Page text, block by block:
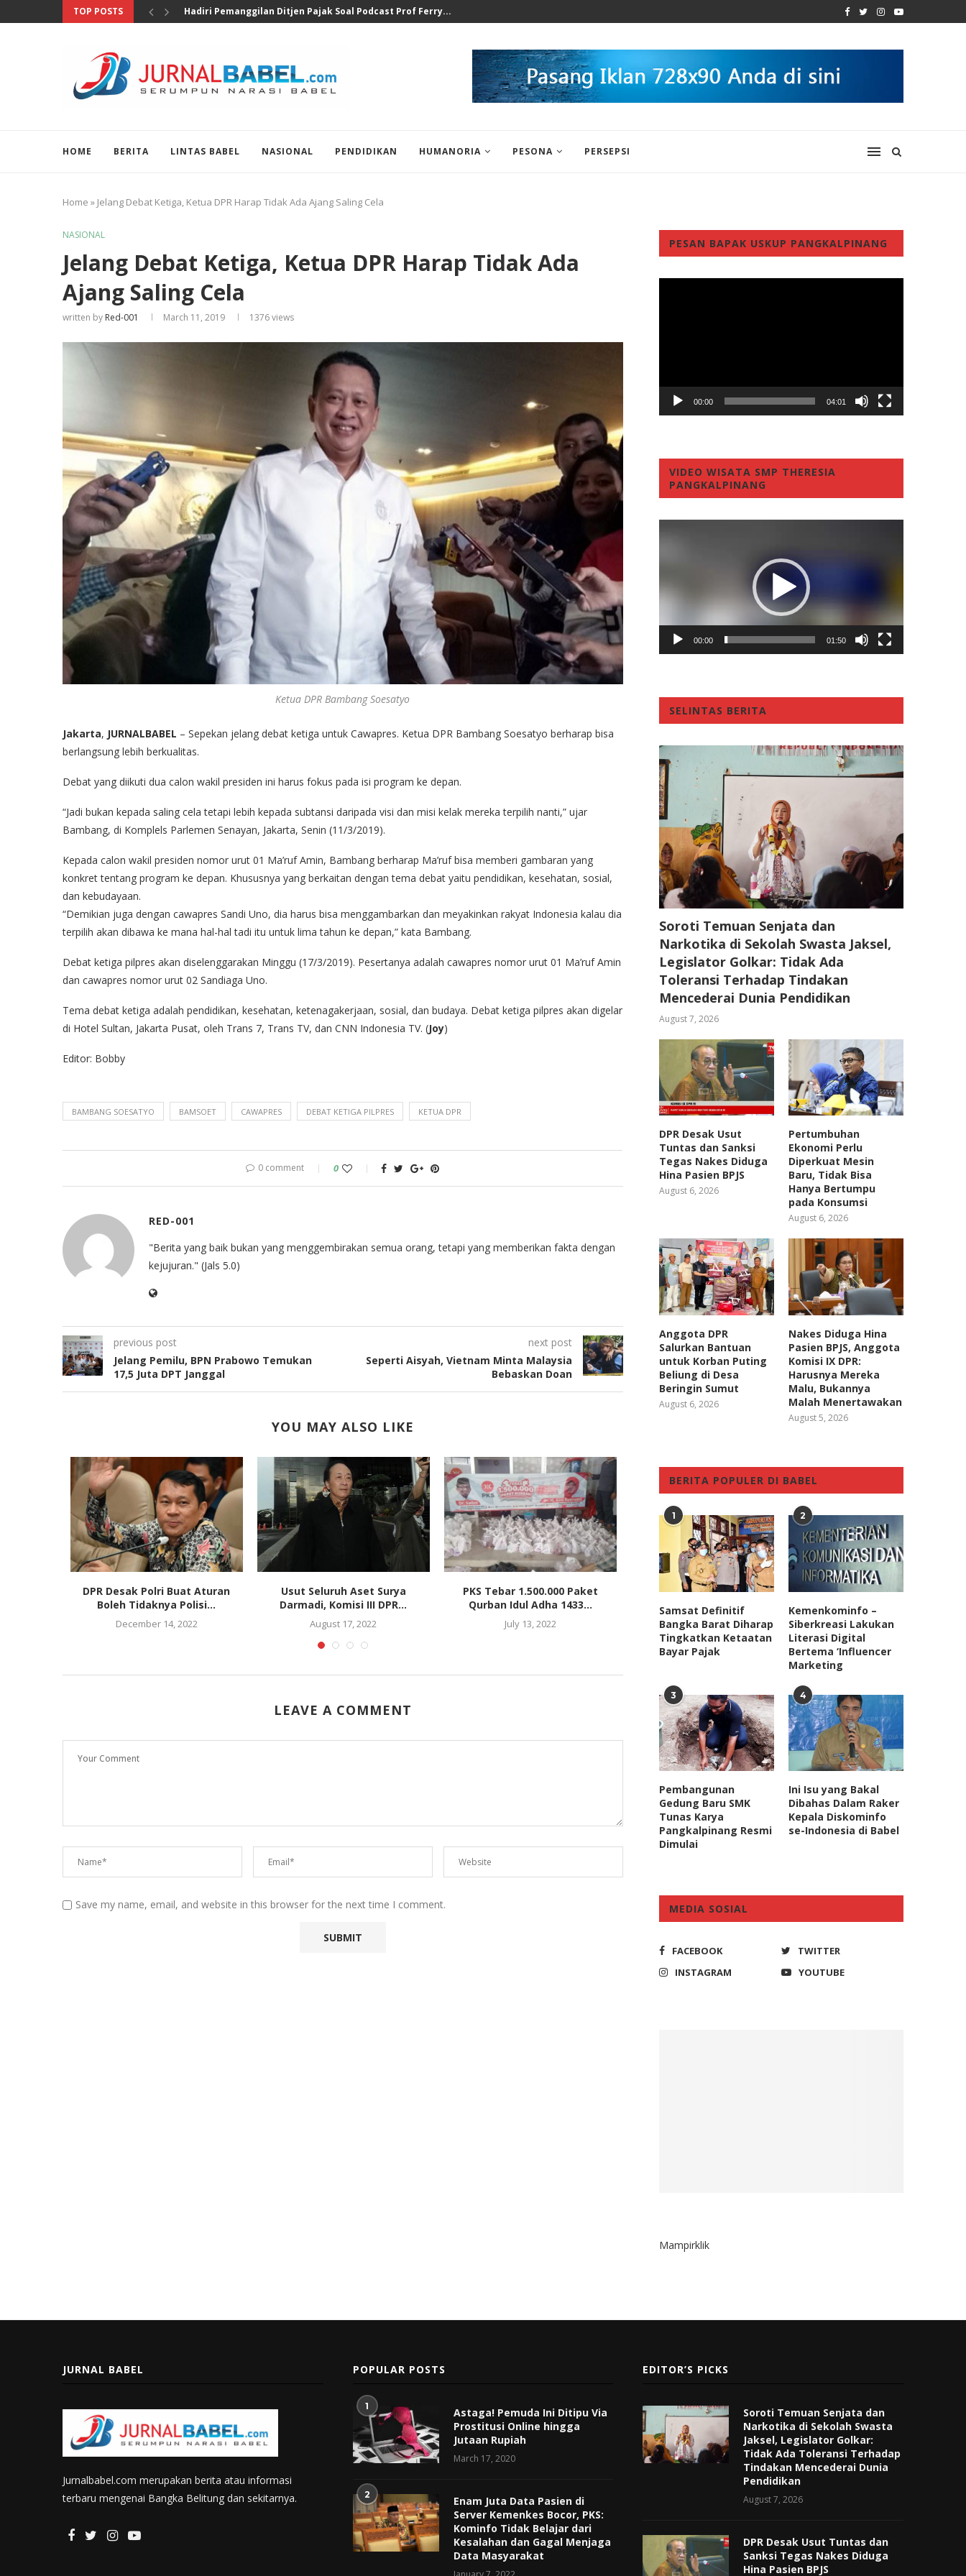
TOP POSTS Pengungkapan 46 Juta Butir Obat Ilegal Bukti Keseriusan...
HOME BERITA LINTAS BABEL NASIONAL PENDIDIKAN HUMANORIA PESONA PERSEPSI
Home » Jelang Debat Ketiga, Ketua DPR Harap Tidak Ada Ajang Saling Cela
NASIONAL
Jelang Debat Ketiga, Ketua DPR Harap Tidak Ada
Ajang Saling Cela
written by Red-001 March 11, 2019 1376views
Ketua DPR Bambang Soesatyo
Jakarta, JURNALBABEL – Sepekan jelang debat ketiga untuk Cawapres. Ketua DPR Bambang Soesatyo berharap bisa
berlangsung lebih berkualitas.
Debat yang diikuti dua calon wakil presiden ini harus fokus pada isi program ke depan.
“Jadi bukan kepada saling cela tetapi lebih kepada subtansi daripada visi dan misi kelak mereka terpilih nanti,” ujar
Bambang, di Komplels Parlemen Senayan, Jakarta, Senin (11/3/2019).
Kepada calon wakil presiden nomor urut 01 Ma’ruf Amin, Bambang berharap Ma’ruf bisa memberi gambaran yang
konkret tentang program ke depan. Khususnya yang berkaitan dengan tema debat yaitu pendidikan, kesehatan, sosial,
dan kebudayaan.
“Demikian juga dengan cawapres Sandi Uno, dia harus bisa menggambarkan dan meyakinkan rakyat Indonesia kalau dia
terpilih akan dibawa ke mana hal-hal tadi itu untuk lima tahun ke depan,” kata Bambang.
Debat ketiga pilpres akan diselenggarakan Minggu (17/3/2019). Pesertanya adalah cawapres nomor urut 01 Ma’ruf Amin
dan cawapres nomor urut 02 Sandiaga Uno.
Tema debat ketiga adalah pendidikan, kesehatan, ketenagakerjaan, sosial, dan budaya. Debat ketiga pilpres akan digelar
di Hotel Sultan, Jakarta Pusat, oleh Trans 7, Trans TV, dan CNN Indonesia TV. (Joy)
Editor: Bobby
BAMBANG SOESATYO BAMSOET CAWAPRES DEBAT KETIGA PILPRES KETUA DPR
0 comment 0
RED-001
"Berita yang baik bukan yang menggembirakan semua orang, tetapi yang memberikan fakta dengan
kejujuran." (Jals 5.0)
previous post
Jelang Pemilu, BPN Prabowo Temukan
17,5 Juta DPT Janggal
next post
Seperti Aisyah, Vietnam Minta Malaysia
Bebaskan Doan
YOU MAY ALSO LIKE
DPR Desak Polri Buat Aturan
Boleh Tidaknya Polisi...
December 14, 2022
Usut Seluruh Aset Surya
Darmadi, Komisi III DPR...
August 17, 2022
PKS Tebar 1.500.000 Paket
Qurban Idul Adha 1433...
July 13, 2022
Diantara Revisi UU atau
Terbitkan Perppu Akomodir
Pilkada...
August 28, 2022
Revisi UU BUMN,
Gerindra: Ada
LEAVE A COMMENT
Save my name, email, and website in this browser for the next time I comment.
PESAN BAPAK USKUP PANGKALPINANG
00:00 04:01
VIDEO WISATA SMP THERESIA
PANGKALPINANG
00:00 01:50
SELINTAS BERITA
Soroti Temuan Senjata dan
Narkotika di Sekolah Swasta Jaksel,
Legislator Golkar: Tidak Ada
Toleransi Terhadap Tindakan
Mencederai Dunia Pendidikan
August 7, 2026
DPR Desak Usut
Tuntas dan Sanksi
Tegas Nakes Diduga
Hina Pasien BPJS
August 6, 2026
Pertumbuhan
Ekonomi Perlu
Diperkuat Mesin
Baru, Tidak Bisa
Hanya Bertumpu
pada Konsumsi
August 6, 2026
Anggota DPR
Salurkan Bantuan
untuk Korban Puting
Beliung di Desa
Beringin Sumut
August 6, 2026
Nakes Diduga Hina
Pasien BPJS, Anggota
Komisi IX DPR:
Harusnya Mereka
Malu, Bukannya
Malah Menertawakan
August 5, 2026
BERITA POPULER DI BABEL
1
Samsat Definitif
Bangka Barat Diharap
Tingkatkan Ketaatan
Bayar Pajak
2
Kemenkominfo –
Siberkreasi Lakukan
Literasi Digital
Bertema ‘Influencer
Marketing
3
Pembangunan
Gedung Baru SMK
Tunas Karya
Pangkalpinang Resmi
Dimulai
4
Ini Isu yang Bakal
Dibahas Dalam Raker
Kepala Diskominfo
se-Indonesia di Babel
MEDIA SOSIAL
FACEBOOK
TWITTER
INSTAGRAM
YOUTUBE
Mampirklik
JURNAL BABEL
Jurnalbabel.com merupakan berita atau informasi
terbaru mengenai Bangka Belitung dan sekitarnya.
POPULAR POSTS
1
Astaga! Pemuda Ini Ditipu Via
Prostitusi Online hingga
Jutaan Rupiah
March 17, 2020
2
Enam Juta Data Pasien di
Server Kemenkes Bocor, PKS:
Kominfo Tidak Belajar dari
Kesalahan dan Gagal Menjaga
Data Masyarakat
EDITOR’S PICKS
Soroti Temuan Senjata dan
Narkotika di Sekolah Swasta
Jaksel, Legislator Golkar:
Tidak Ada Toleransi Terhadap
Tindakan Mencederai Dunia
Pendidikan
August 7, 2026
DPR Desak Usut Tuntas dan
Sanksi Tegas Nakes Diduga
Hina Pasien BPJS